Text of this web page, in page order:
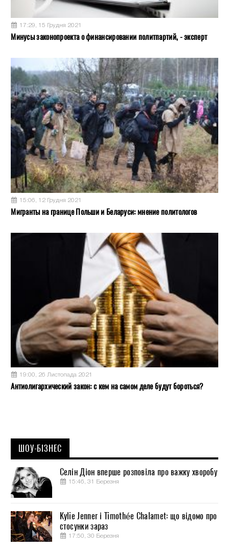
17:29, 15 Грудня 2021
Минусы законопроекта о финансировании политпартий, - эксперт
15:06, 12 Грудня 2021
Мигранты на границе Польши и Беларуси: мнение политологов
19:00, 26 Листопада 2021
Антиолигархический закон: с кем на самом деле будут бороться?
ШОУ-БІЗНЕС
Селін Діон вперше розповіла про важку хворобу
15:46, 31 Березня
Kylie Jenner і Timothée Chalamet: що відомо про
стосунки зараз
17:50, 30 Березня